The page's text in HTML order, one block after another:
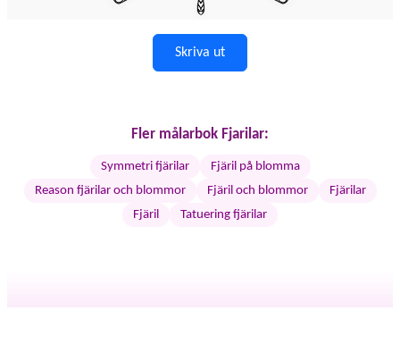
Skriva ut
Fler målarbok Fjarilar:
Symmetri fjärilar
Fjäril på blomma
Reason fjärilar och blommor
Fjäril och blommor
Fjärilar
Fjäril
Tatuering fjärilar